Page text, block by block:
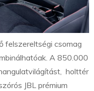
felszereltségi csomag
A 850.000
holttér
JBL prémium